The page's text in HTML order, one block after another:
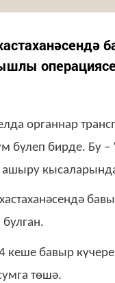
органнар
бүлеп бирде. Бу –
ашыру
кеше бавыр
төшә.